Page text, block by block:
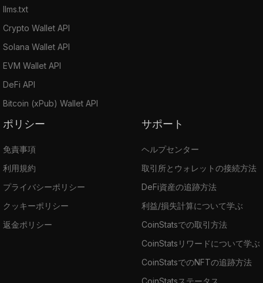
llms.txt
Crypto Wallet API
Solana Wallet API
EVM Wallet API
DeFi API
Bitcoin (xPub) Wallet API
ポリシー
免責事項
利用規約
プライバシーポリシー
クッキーポリシー
返金ポリシー
サポート
ヘルプセンター
取引所とウォレットの接続方法
DeFi資産の追跡方法
利益/損失計算について学ぶ
CoinStatsでの取引方法
CoinStatsリワードについて学ぶ
CoinStatsでのNFTの追跡方法
CoinStatsステータス